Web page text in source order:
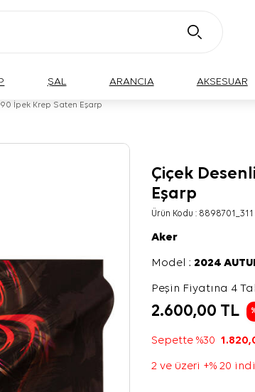
ŞAL ARANCIA AKSESUAR
İpek Krep Saten Eşarp
Çiçek
Eşarp
Ürün Kodu : 8898701_311
Aker
Model :2024
Peşin Fiyatına 4
2.600,00 TL
Sepette %30
2 ve üzeri +% 20